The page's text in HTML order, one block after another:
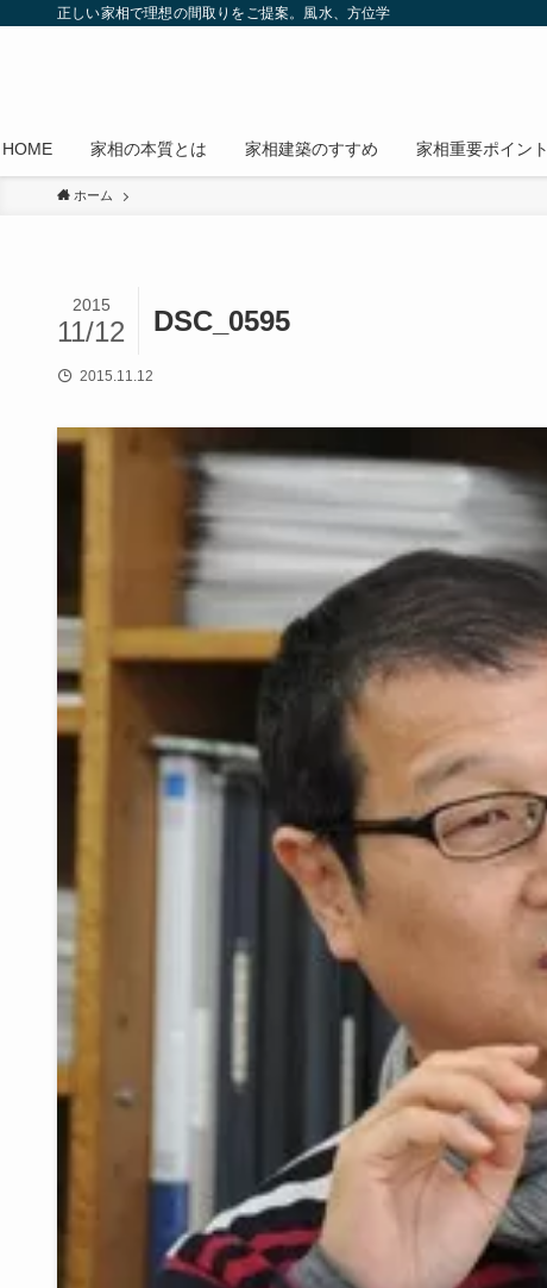
正しい家相で理想の間取りをご提案。風水、方位学
HOME 家相の本質とは 家相建築のすすめ 家相重要ポイント
ホーム
DSC_0595
2015
11/12
2015.11.12